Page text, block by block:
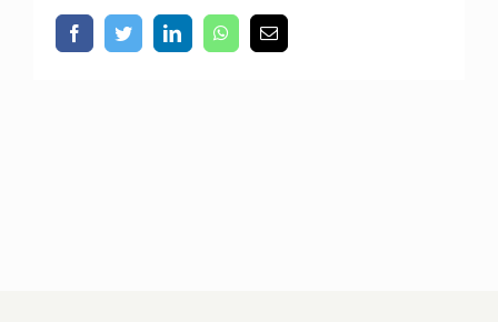
FacebookTwitterLinkedInWhatsApp
Email